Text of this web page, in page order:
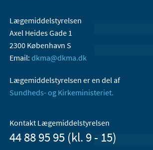
Lægemiddelstyrelsen
Axel Heides Gade 1
2300 København S
Email: dkma@dkma.dk
Lægemiddelstyrelsen er en del af
Sundheds- og Kirkeministeriet.
Kontakt Lægemiddelstyrelsen
44 88 95 95 (kl. 9 - 15)